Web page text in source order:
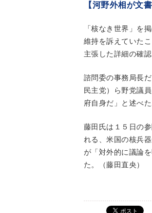
【河野外相が文
「核なき世界」を
維持を訴えていた
主張した詳細の確
諮問委の事務局長
民主党）ら野党議
府自身だ」と述べた
藤田氏は１５日の
れる、米国の核兵
が「対外的に議論
た。（藤田直央）